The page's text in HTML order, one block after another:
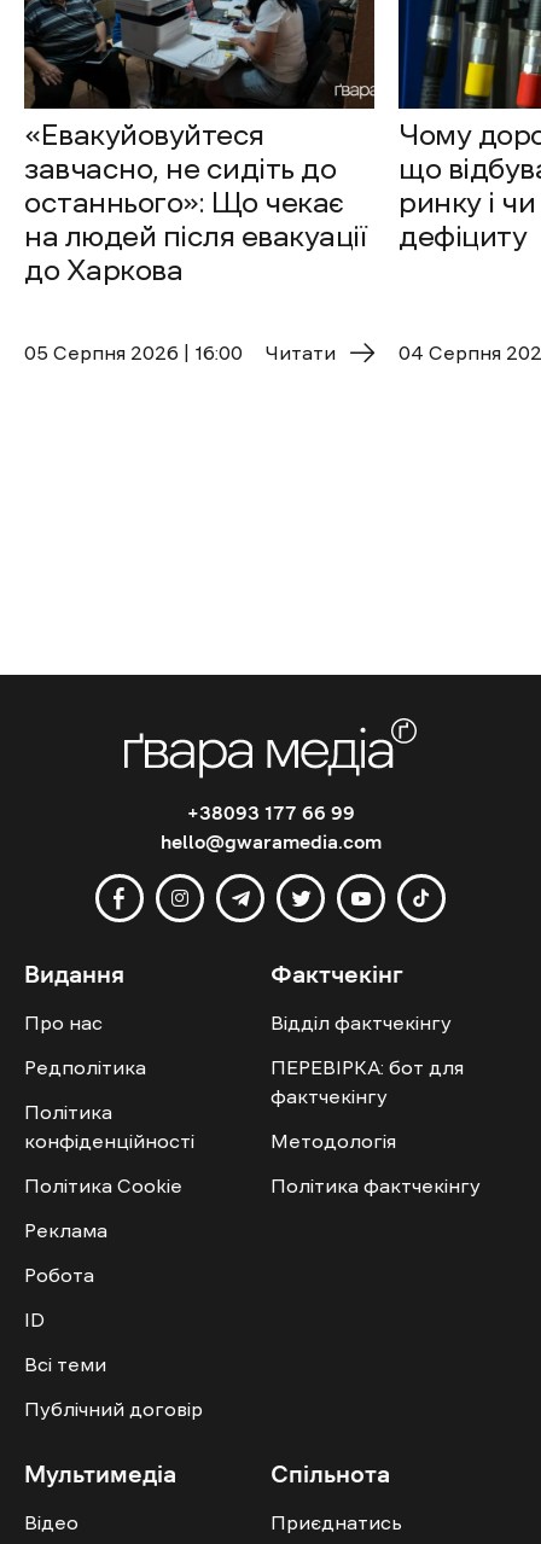
«Евакуйовуйтеся
завчасно, не сидіть до
останнього»: Що чекає
на людей після евакуації
до Харкова
05 Cерпня 2026 | 16:00 Читати
Чому
що
ринку і
дефіциту
04 Cерпня
+38093 177 66 99
hello@gwaramedia.com
Видання
Про нас
Редполітика
Політика
конфіденційності
Політика Cookie
Реклама
Робота
ID
Всі теми
Публічний договір
Фактчекінг
Відділ фактчекінгу
ПЕРЕВІРКА: бот для
фактчекінгу
Методологія
Політика фактчекінгу
Мультимедіа
Відео
Спільнота
Приєднатись